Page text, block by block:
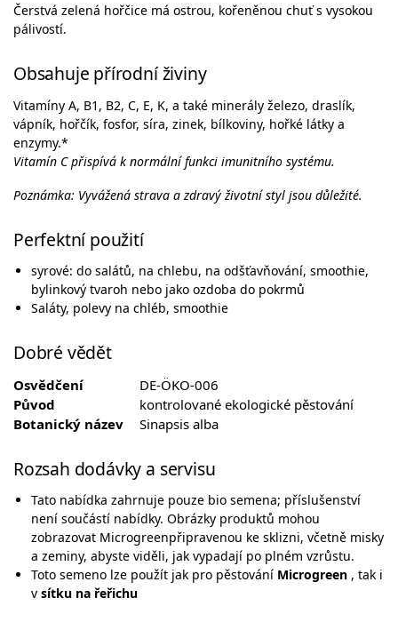
Čerstvá zelená hořčice má ostrou, kořeněnou chuť s vysokou
pálivostí.
Obsahuje přírodní živiny
Vitamíny A, B1, B2, C, E, K, a také minerály železo, draslík,
vápník, hořčík, fosfor, síra, zinek, bílkoviny, hořké látky a
enzymy.*
Vitamín C přispívá k normální funkci imunitního systému.
Poznámka: Vyvážená strava a zdravý životní styl jsou důležité.
Perfektní použití
syrové: do salátů, na chlebu, na odšťavňování, smoothie,
bylinkový tvaroh nebo jako ozdoba do pokrmů
Saláty, polevy na chléb, smoothie
Dobré vědět
Osvědčení
DE-ÖKO-006
Původ
kontrolované ekologické pěstování
Botanický název
Sinapsis alba
Rozsah dodávky a servisu
Tato nabídka zahrnuje pouze bio semena; příslušenství
není součástí nabídky. Obrázky produktů mohou
zobrazovat Microgreenpřipravenou ke sklizni, včetně misky
a zeminy, abyste viděli, jak vypadají po plném vzrůstu.
Toto semeno lze použít jak pro pěstování Microgreen , tak i
v sítku na řeřichu